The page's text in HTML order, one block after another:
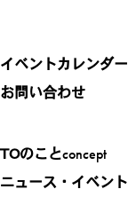
イベントカレンダー
お問い合わせ
TOのことconcept
ニュース・イベント